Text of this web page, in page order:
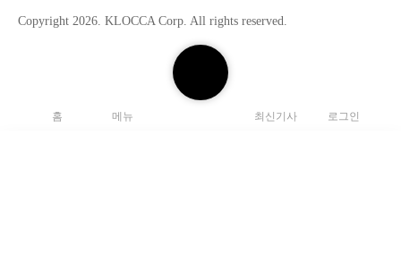
검
색
홈 메뉴 최신기사 로그인
Copyright 2026. KLOCCA Corp. All rights reserved.